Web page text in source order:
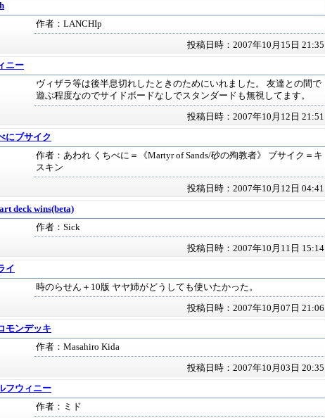
作者：LANCHIp
投稿日時：2007年10月15日 21:35
ニー
ヴィザラ等は後半息切れしたときのためにいれました。 友達との間で
遊ぶ程度なのでサイドボードなしでスタンダードも無視してます。
投稿日時：2007年10月12日 21:51
にブサイク
作者：あわれ くちべに＝《Martyr of Sands/砂の殉教者》 ブサイク＝キ
スキン
投稿日時：2007年10月12日 04:41
deck wins(beta)
作者：Sick
投稿日時：2007年10月11日 15:14
イ
時のらせん＋10版 ヤヤ姉がどうしても使いたかった。
投稿日時：2007年10月07日 21:06
モンデッキ
作者：Masahiro Kida
投稿日時：2007年10月03日 20:35
フウィニー
作者：ミド